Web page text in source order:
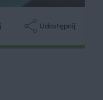
Udostępnij